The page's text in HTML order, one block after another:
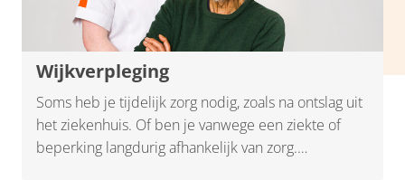
Wijkverpleging
Soms heb je tijdelijk zorg nodig, zoals na ontslag uit
het ziekenhuis. Of ben je vanwege een ziekte of
beperking langdurig afhankelijk van zorg.